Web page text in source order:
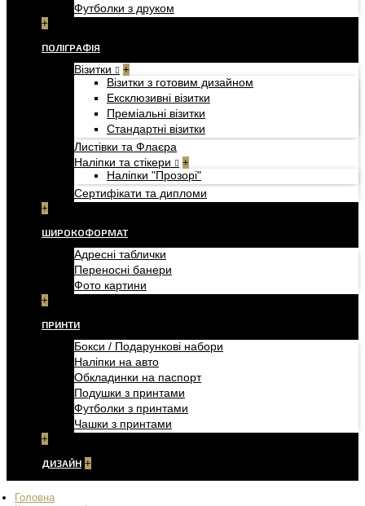
Футболки з друком
+
ПОЛІГРАФІЯ
Візитки +
Візитки з готовим дизайном
Ексклюзивні візитки
Преміальні візитки
Стандартні візитки
Листівки та Флаєра
Наліпки та стікери
+
Наліпки "Прозорі"
Сертифікати та дипломи
+
ШИРОКОФОРМАТ
Адресні таблички
Переносні банери
Фото картини
+
ПРИНТИ
Бокси / Подарункові набори
Наліпки на авто
Обкладинки на паспорт
Подушки з принтами
Футболки з принтами
Чашки з принтами
+
ДИЗАЙН +
Головна